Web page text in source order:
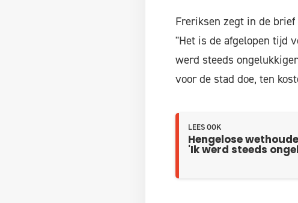
Freriksen zegt in de
"Het is de afgelopen tijd
werd steeds
voor de stad doe, ten
LEES OOK
Hengelose
'Ik werd steeds